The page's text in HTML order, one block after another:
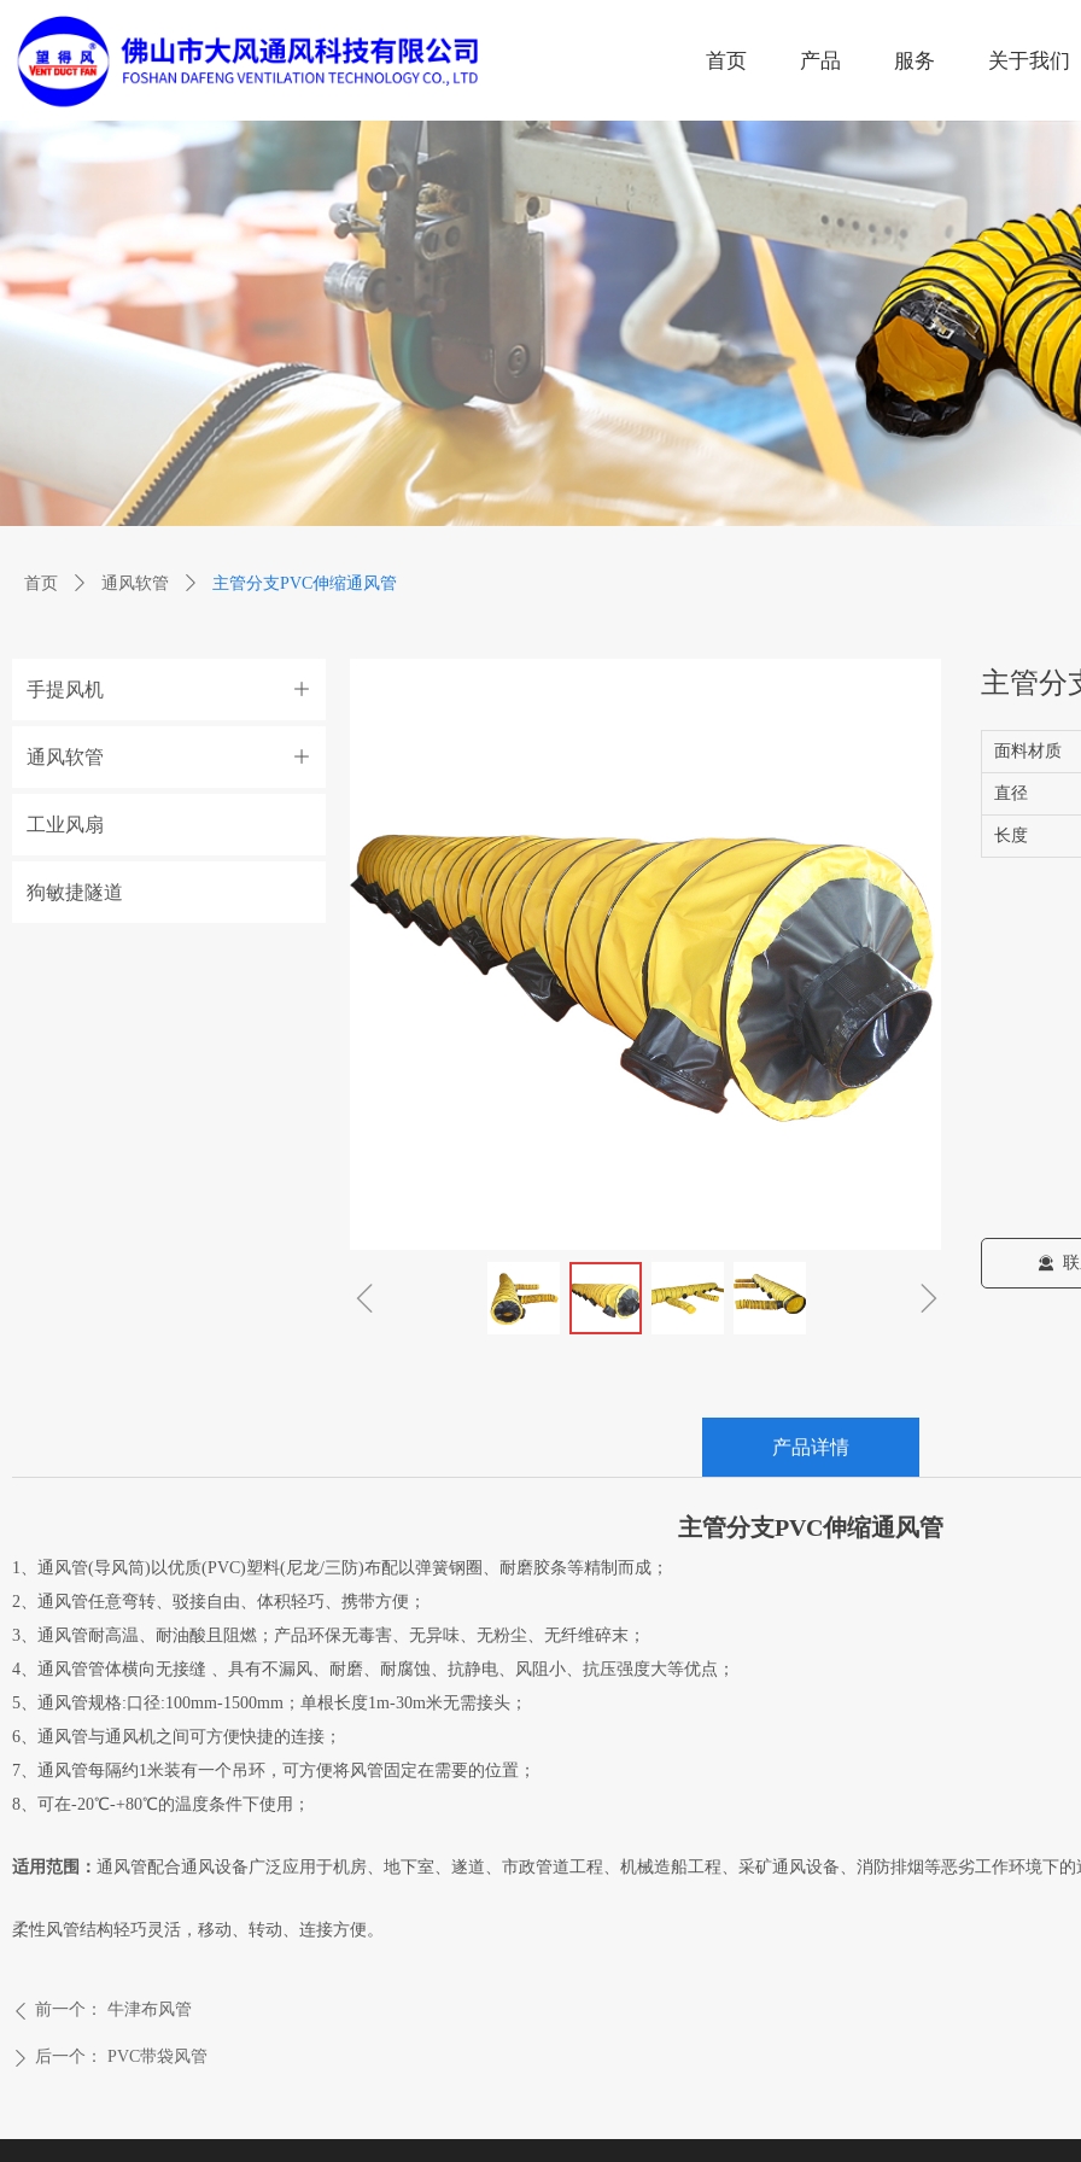
首页 产品 服务 关于我们
ꁆ ꁇ
首页 ꄲ 通风软管 ꄲ 主管分支PVC伸缩通风管
主管分
끤
面料材质
直径
长度
主管分支PVC伸缩通风管
1、通风管(导风筒)以优质(PVC)塑料(尼龙/三防)布配以弹簧钢圈、耐磨胶条等精制而成；
2、通风管任意弯转、驳接自由、体积轻巧、携带方便；
3、通风管耐高温、耐油酸且阻燃；产品环保无毒害、无异味、无粉尘、无纤维碎末；
4、通风管管体横向无接缝 、具有不漏风、耐磨、耐腐蚀、抗静电、风阻小、抗压强度大等优点；
5、通风管规格:口径:100mm-1500mm；单根长度1m-30m米无需接头；
6、通风管与通风机之间可方便快捷的连接；
7、通风管每隔约1米装有一个吊环，可方便将风管固定在需要的位置；
8、 可在-20℃-+80℃的温度条件下使用；
适用范围： 通风管配合通风设备广泛应用于机房、地下室、遂道、市政管道工程、机械造船工程、采矿通风设备、消防排烟等恶劣工作环境下
柔性风管结构轻巧灵活，移动、转动、连接方便。
产品详情
ꄴ 前一个： 牛津布风管
ꄲ 后一个： PVC带袋风管
ꄶ
手提风机
ꄶ
通风软管
工业风扇
狗敏捷隧道